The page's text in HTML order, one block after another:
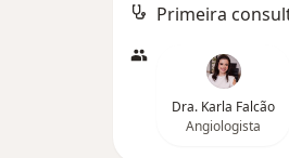
Primeira
Dra. Karla Falcão
Angiologista